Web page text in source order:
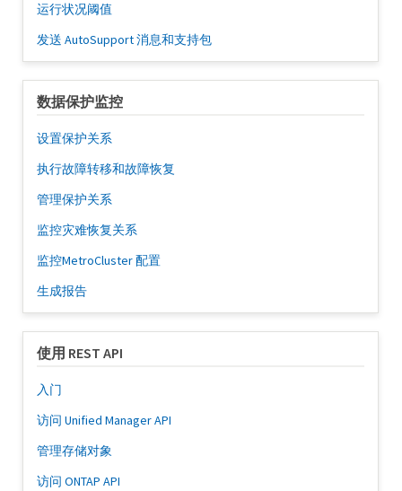
运行状况阈值
发送 AutoSupport 消息和支持包
数据保护监控
设置保护关系
执行故障转移和故障恢复
管理保护关系
监控灾难恢复关系
监控MetroCluster 配置
生成报告
使用 REST API
入门
访问 Unified Manager API
管理存储对象
访问 ONTAP API